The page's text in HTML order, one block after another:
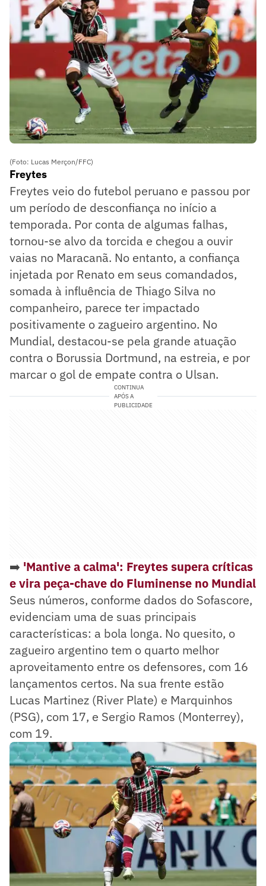
(Foto: Lucas Merçon/FFC)
Freytes
Freytes veio do futebol peruano e passou por
um período de desconfiança no início a
temporada. Por conta de algumas falhas,
tornou-se alvo da torcida e chegou a ouvir
vaias no Maracanã. No entanto, a confiança
injetada por Renato em seus comandados,
somada à influência de Thiago Silva no
companheiro, parece ter impactado
positivamente o zagueiro argentino. No
Mundial, destacou-se pela grande atuação
contra o Borussia Dortmund, na estreia, e por
marcar o gol de empate contra o Ulsan.
CONTINUA
APÓS A
PUBLICIDADE
➡️ 'Mantive a calma': Freytes supera críticas
e vira peça-chave do Fluminense no Mundial
Seus números, conforme dados do Sofascore,
evidenciam uma de suas principais
características: a bola longa. No quesito, o
zagueiro argentino tem o quarto melhor
aproveitamento entre os defensores, com 16
lançamentos certos. Na sua frente estão
Lucas Martinez (River Plate) e Marquinhos
(PSG), com 17, e Sergio Ramos (Monterrey),
com 19.